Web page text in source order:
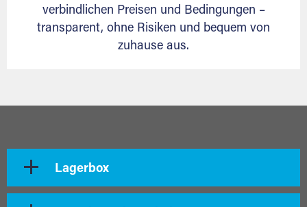
verbindlichen Preisen und Bedingungen –
transparent, ohne Risiken und bequem von
zuhause aus.
Lagerbox